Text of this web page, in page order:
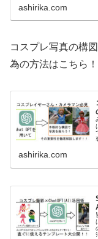
ashirika.com
コスプレ写真の構
為の方法はこちら！
ashirika.com